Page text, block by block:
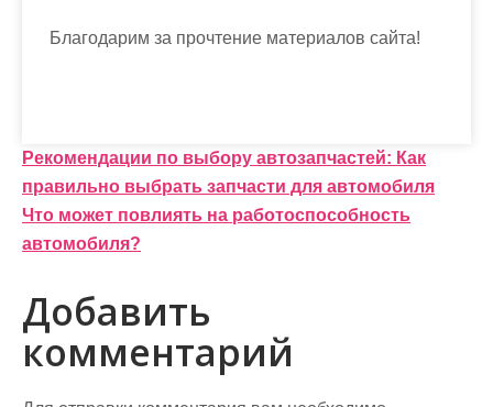
Благодарим за прочтение материалов сайта!
Н
а
в
и
г
а
Рекомендации по выбору автозапчастей: Как
правильно выбрать запчасти для автомобиля
Что может повлиять на работоспособность
автомобиля?
Добавить
комментарий